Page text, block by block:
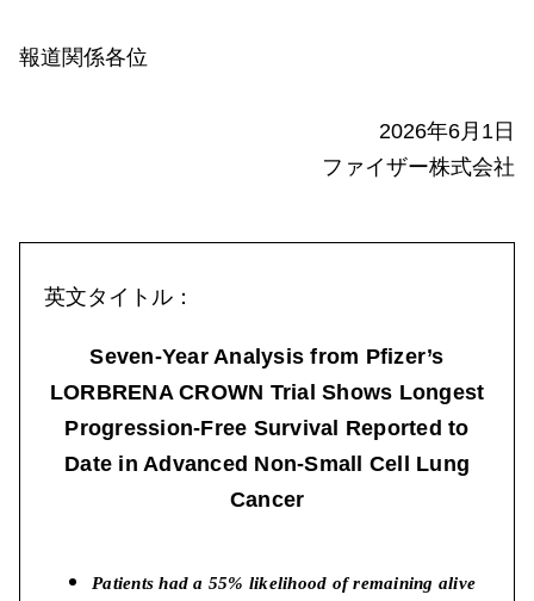
報道関係各位
2026年6月1日
ファイザー株式会社
英文タイトル：
Seven-Year Analysis from Pfizer’s
LORBRENA CROWN Trial Shows Longest
Progression-Free Survival Reported to
Date in Advanced Non-Small Cell Lung
Cancer
Patients had a 55% likelihood of remaining alive